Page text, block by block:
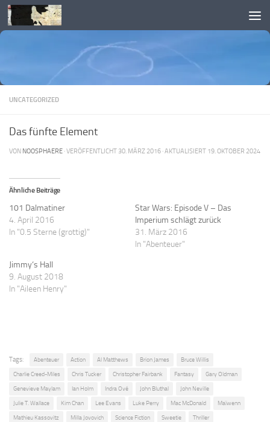
Skip to content
UNCATEGORIZED
Das fünfte Element
VON NOOSPHAERE · VERÖFFENTLICHT 30. MÄRZ 2016 · AKTUALISIERT 19. OKTOBER 2024
Ähnliche Beiträge
101 Dalmatiner
4. April 2016
In "0.5 Sterne (grottig)"
Star Wars: Episode V – Das
Imperium schlägt zurück
31. März 2016
In "Abenteuer"
Jimmy‘s Hall
9. August 2018
In "Aileen Henry"
Tags: Abenteuer Action Al Matthews Brion James Bruce Willis
Charlie Creed-Miles Chris Tucker Christopher Fairbank Fantasy Gary Oldman
Genevieve Maylam Ian Holm Indra Ové John Bluthal John Neville
Julie T. Wallace Kim Chan Lee Evans Luke Perry Mac McDonald Maïwenn
Mathieu Kassovitz Milla Jovovich Science Fiction Sweetie Thriller